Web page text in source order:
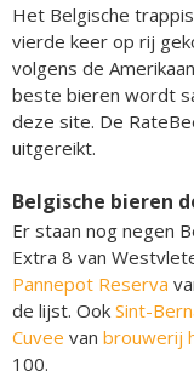
Het Belgische
vierde keer op rij
volgens de
beste bieren wordt
deze site. De
uitgereikt.
Belgische bieren
Er staan nog negen
Extra 8 van
Pannepot Reserva
de lijst. Ook Sint-
Cuvee van brouwerij
100.